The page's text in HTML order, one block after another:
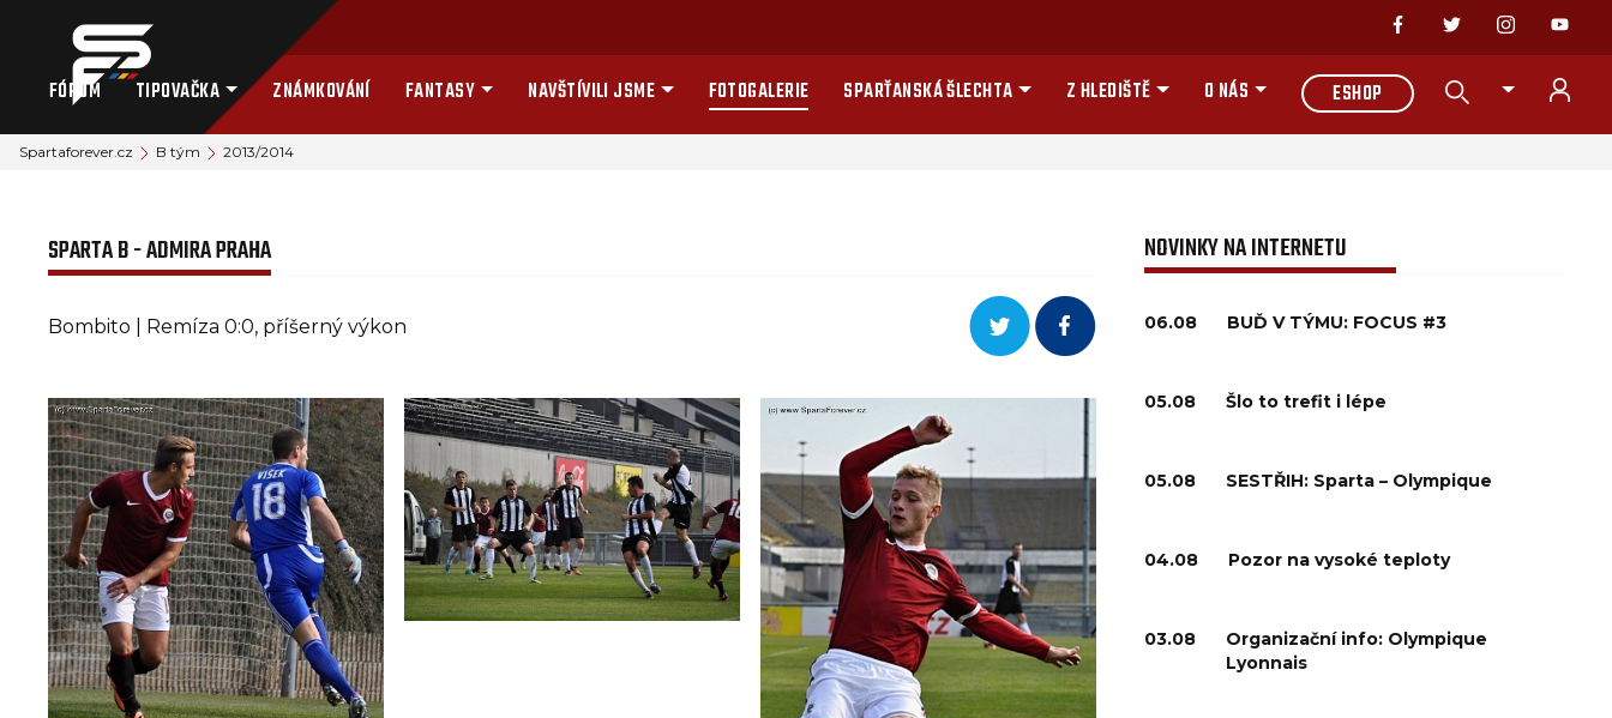
FÓRUM TIPOVAČKA ZNÁMKOVÁNÍ FANTASY NAVŠTÍVILI JSME FOTOGALERIE SPARŤANSKÁ ŠLECHTA Z HLEDIŠTĚ O NÁS ESHOP
Spartaforever.cz B tým 2013/2014
SPARTA B - ADMIRA PRAHA
Bombito | Remíza 0:0, příšerný výkon
NOVINKY NA INTERNETU
06.08 BUĎ V TÝMU: FOCUS #3
05.08 Šlo to trefit i lépe
05.08 SESTŘIH: Sparta – Olympique
04.08 Pozor na vysoké teploty
03.08
Organizační info: Olympique
Lyonnais